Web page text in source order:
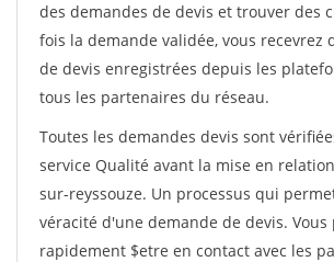
des demandes de devis et trouver des
fois la demande validée, vous recevrez
de devis enregistrées depuis les
tous les partenaires du réseau.
Toutes les demandes devis sont
service Qualité avant la mise en
sur-reyssouze. Un processus qui
véracité d'une demande de devis. Vous
rapidement $etre en contact avec les